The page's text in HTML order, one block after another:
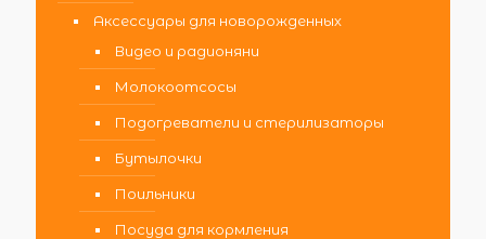
Аксессуары для новорожденных
Видео и радионяни
Молокоотсосы
Подогреватели и стерилизаторы
Бутылочки
Поильники
Посуда для кормления